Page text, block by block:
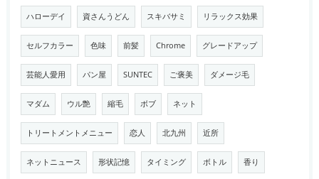
ハローデイ 資さんうどん スキバサミ リラックス効果
セルフカラー 色味 前髪 Chrome グレードアップ
芸能人愛用 パン屋 SUNTEC ご褒美 ダメージ毛
マダム ウル艶 縮毛 ボブ ネット
トリートメントメニュー 恋人 北九州 近所
ネットニュース 形状記憶 タイミング ボトル 香り